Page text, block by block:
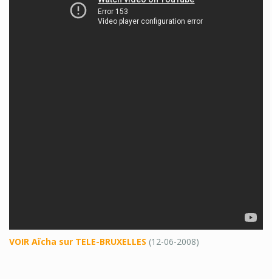
VOIR Aïcha sur TELE-BRUXELLES (12-06-2008)